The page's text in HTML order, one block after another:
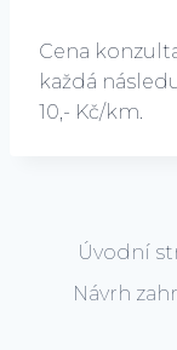
Cena
každá
10,- Kč/km.
Úvodní
Návrh